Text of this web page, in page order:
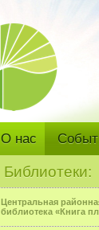
О нас
Библиотеки:
Центральная
библиотека «Книга